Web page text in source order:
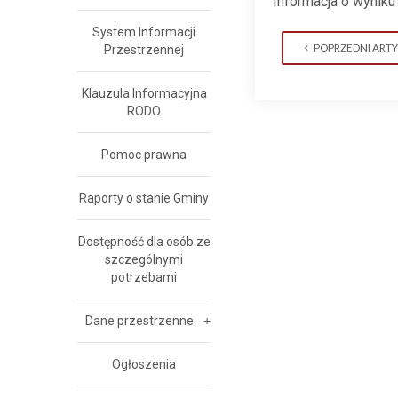
POPRZEDNI
System Informacji
Przestrzennej
Klauzula Informacyjna
RODO
Pomoc prawna
Raporty o stanie Gminy
Dostępność dla osób ze
szczególnymi
potrzebami
Dane przestrzenne
Ogłoszenia